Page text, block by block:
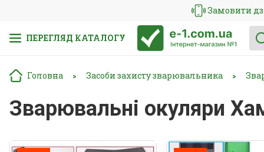
Замовити
ПЕРЕГЛЯД КАТАЛОГУ
Головна > Засоби захисту зварювальника >
Зварювальні окуляри